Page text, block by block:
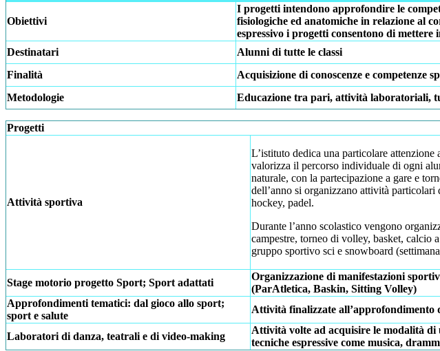
Obiettivi
I progetti intendono approfondire le
fisiologiche ed anatomiche in relazione al
espressivo i progetti consentono di mettere
Destinatari
Alunni di tutte le classi
Finalità
Acquisizione di conoscenze e competenze
Metodologie
Educazione tra pari, attività laboratoriali,
Progetti
Attività sportiva
L’istituto dedica una particolare
valorizza il percorso individuale di ogni
naturale, con la partecipazione a gare e
dell’anno si organizzano attività
hockey, padel.
Durante l’anno scolastico vengono
campestre, torneo di volley, basket, calcio
gruppo sportivo sci e snowboard
Stage motorio progetto Sport; Sport adattati
Organizzazione di manifestazioni
(ParAtletica, Baskin, Sitting Volley)
Approfondimenti tematici: dal gioco allo sport;
sport e salute
Attività finalizzate all’approfondimento
Laboratori di danza, teatrali e di video-making
Attività volte ad acquisire le modalità di
tecniche espressive come musica,